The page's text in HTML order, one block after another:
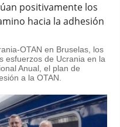
positivamente los
hacia la adhesión
OTAN en Bruselas, los
esfuerzos de Ucrania en la
Anual, el plan de
a la OTAN.